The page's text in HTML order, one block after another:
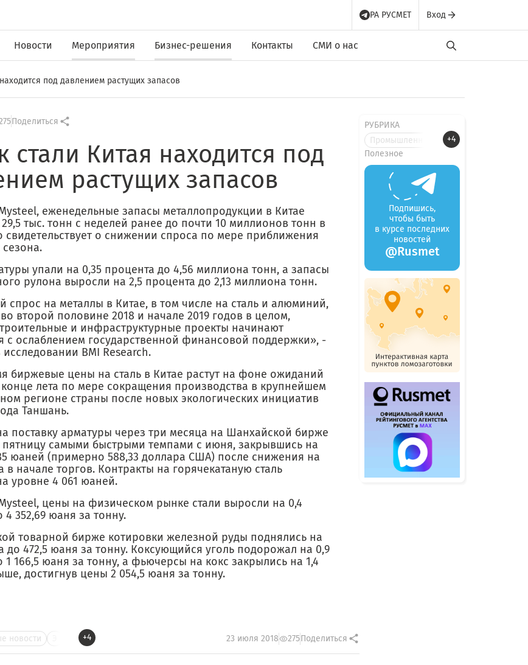
РА РУСМЕТ Вход
Новости Мероприятия Бизнес-решения Контакты СМИ о нас
под давлением растущих запасов
Поделиться
стали Китая находится под
растущих запасов
еженедельные запасы металлопродукции в Китае
тыс. тонн с неделей ранее до почти 10 миллионов тонн в
свидетельствует о снижении спроса по мере приближения
упали на 0,35 процента до 4,56 миллиона тонн, а запасы
рулона выросли на 2,5 процента до 2,13 миллиона тонн.
спрос на металлы в Китае, в том числе на сталь и алюминий,
второй половине 2018 и начале 2019 годов в целом,
и инфраструктурные проекты начинают
с ослаблением государственной финансовой поддержки», -
исследовании BMI Research.
биржевые цены на сталь в Китае растут на фоне ожиданий
лета по мере сокращения производства в крупнейшем
регионе страны после новых экологических инициатив
Таншань.
поставку арматуры через три месяца на Шанхайской бирже
самыми быстрыми темпами с июня, закрывшись на
юаней (примерно 588,33 доллара США) после снижения на
в начале торгов. Контракты на горячекатаную сталь
уровне 4 061 юаней.
цены на физическом рынке стали выросли на 0,4
4 352,69 юаня за тонну.
товарной бирже котировки железной руды поднялись на
до 472,5 юаня за тонну. Коксующийся уголь подорожал на 0,9
1 166,5 юаня за тонну, а фьючерсы на кокс закрылись на 1,4
достигнув цены 2 054,5 юаня за тонну.
новости +4 23 июля 2018 275Поделиться
РУБРИКА
Промышленные новости
+4
Полезное
Подпишись,
чтобы быть
в курсе последних
новостей
@Rusmet